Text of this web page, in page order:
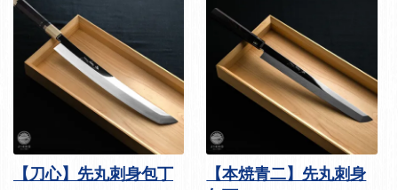
【刀心】先丸刺身包丁
【本焼青二】先丸刺身